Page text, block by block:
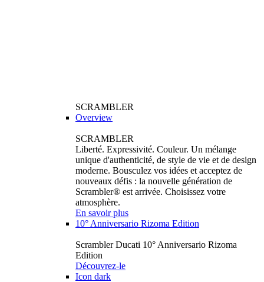
SCRAMBLER
Overview
SCRAMBLER
Liberté. Expressivité. Couleur. Un mélange
unique d'authenticité, de style de vie et de design
moderne. Bousculez vos idées et acceptez de
nouveaux défis : la nouvelle génération de
Scrambler® est arrivée. Choisissez votre
atmosphère.
En savoir plus
10° Anniversario Rizoma Edition
Scrambler Ducati 10° Anniversario Rizoma
Edition
Découvrez-le
Icon dark